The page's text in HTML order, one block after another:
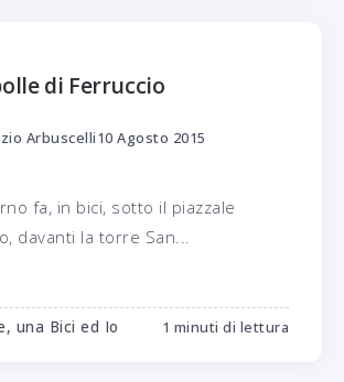
di Ferruccio
Arbuscelli10 Agosto 2015
fa, in bici, sotto il piazzale
davanti la torre San...
una Bici ed Io 1 minuti di lettura